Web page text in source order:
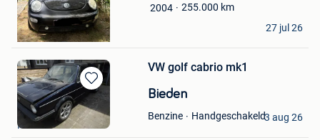
2004 255.000 km
J.Wyns
Bonheiden
27 jul 26
Bewaren
in
Mijn
Favorieten
VW golf cabrio mk1
Bieden
Benzine Handgeschakeld
Casperdr
Hulshout
3 aug 26